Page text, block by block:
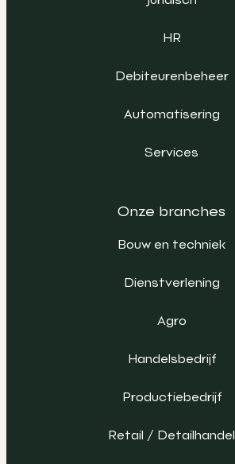
HR
Debiteurenbeheer
Automatisering
Services
Onze branches
Bouw en techniek
Dienstverlening
Agro
Handelsbedrijf
Productiebedrijf
Retail / Detailhandel